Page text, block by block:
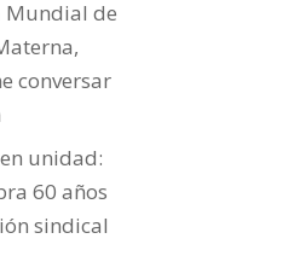
Mundial de
conversar
unidad:
60 años
sindical